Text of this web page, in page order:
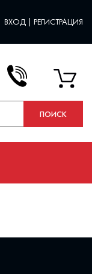
ВХОД | РЕГИСТРАЦИЯ